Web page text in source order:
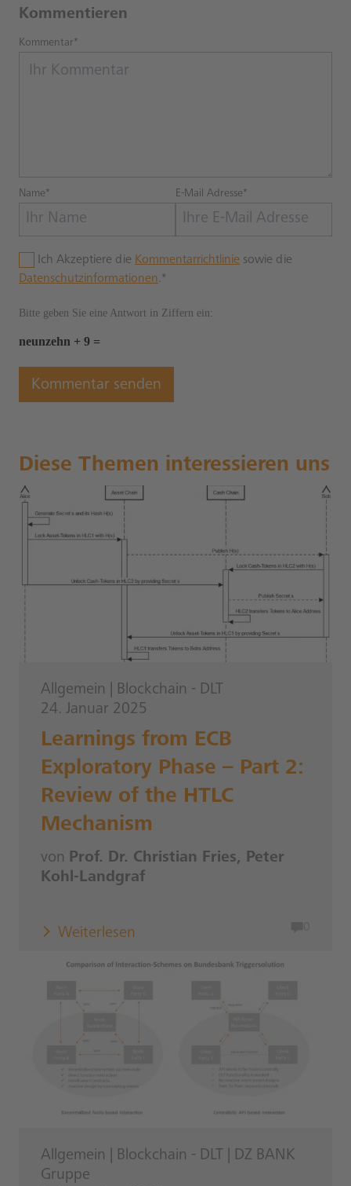
Kommentieren
Kommentar*
Name* E-Mail Adresse*
Ich Akzeptiere die Kommentarrichtlinie sowie die
Datenschutzinformationen.*
Bitte geben Sie eine Antwort in Ziffern ein:
neunzehn + 9 =
Diese Themen interessieren uns
Allgemein
Blockchain - DLT
24. Januar 2025
Learnings from ECB
Exploratory Phase – Part 2:
Review of the HTLC
Mechanism
von Prof. Dr. Christian Fries, Peter
Kohl-Landgraf
Weiterlesen
Allgemein Blockchain - DLT
DZ BANK
Gruppe